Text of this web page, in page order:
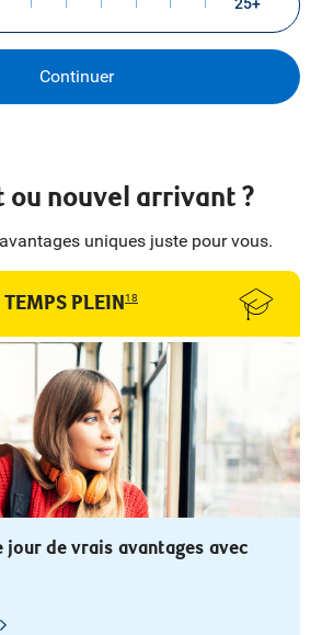
Continuer
ou nouvel arrivant ?
uniques juste pour vous.
PLEIN18
de vrais avantages avec